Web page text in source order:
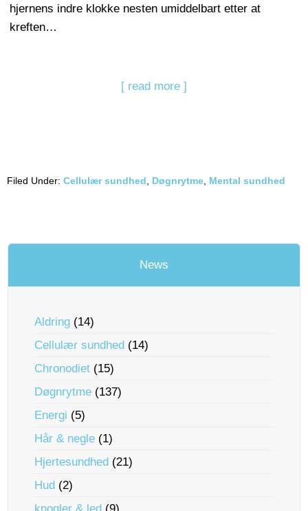
hjernens indre klokke nesten umiddelbart etter at
kreften…
[ read more ]
Filed Under: Cellulær sundhed Døgnrytme Mental sundhed
News
Aldring (14)
Cellulær sundhed (14)
Chronodiet (15)
Døgnrytme (137)
Energi (5)
Hår & negle (1)
Hjertesundhed (21)
Hud (2)